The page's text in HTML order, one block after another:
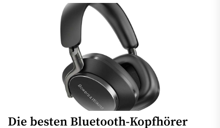
Die besten Bluetooth-Kopfhörer